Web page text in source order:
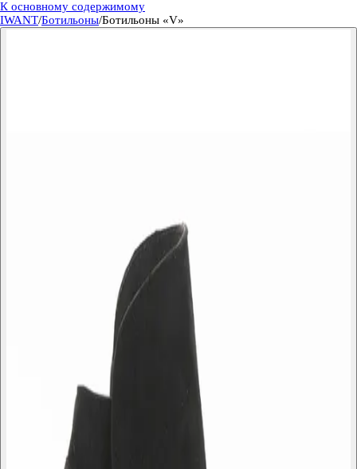
К основному содержимому
IWANT/Ботильоны/Ботильоны «V»